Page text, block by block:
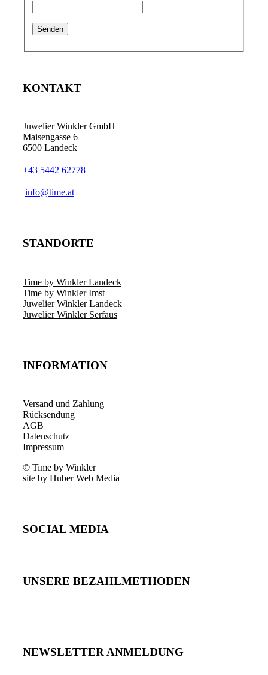
KONTAKT
Juwelier Winkler GmbH
Maisengasse 6
6500 Landeck
+43 5442 62778
info@time.at
STANDORTE
Time by Winkler Landeck
Time by Winkler Imst
Juwelier Winkler Landeck
Juwelier Winkler Serfaus
INFORMATION
Versand und Zahlung
Rücksendung
AGB
Datenschutz
Impressum
© Time by Winkler
site by Huber Web Media
SOCIAL MEDIA
UNSERE BEZAHLMETHODEN
NEWSLETTER ANMELDUNG